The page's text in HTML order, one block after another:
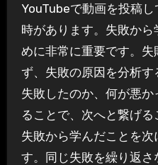
YouTubeで動画を投稿
時があります。失敗か
めに非常に重要です。失
ず、失敗の原因を分析
失敗したのか、何が悪
ることで、次へと繋げる
失敗から学んだことを
す。同じ失敗を繰り返